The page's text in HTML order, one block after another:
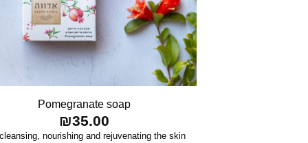
Pomegranate soap
₪35.00
nourishing and rejuvenating the skin